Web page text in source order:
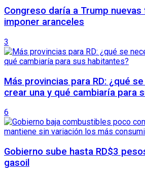
Congreso daría a Trump
imponer aranceles
3
Más provincias para RD: ¿qué
crear una y qué cambiaría para
6
Gobierno sube hasta RD$3
gasoil